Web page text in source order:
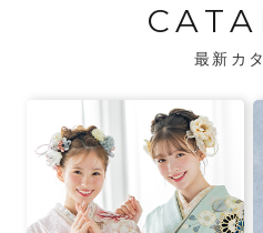
・振袖コンシェルジュ
バッグでお嬢様らし
最新カ